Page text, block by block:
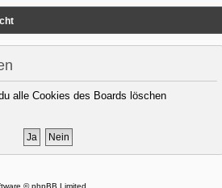
alle Cookies des Boards löschen